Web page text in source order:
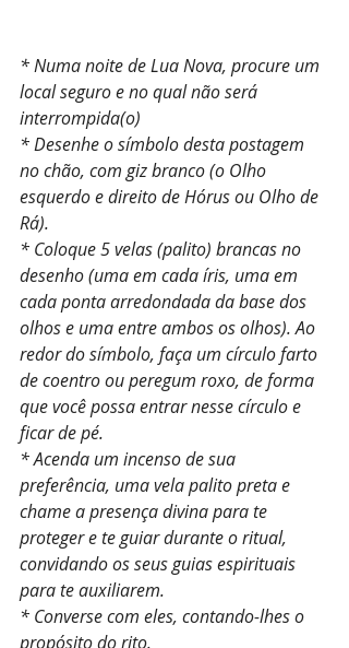
* Numa noite de Lua Nova, procure um
local seguro e no qual não será
interrompida(o)
* Desenhe o símbolo desta postagem
no chão, com giz branco (o Olho
esquerdo e direito de Hórus ou Olho de
Rá).
* Coloque 5 velas (palito) brancas no
desenho (uma em cada íris, uma em
cada ponta arredondada da base dos
olhos e uma entre ambos os olhos). Ao
redor do símbolo, faça um círculo farto
de coentro ou peregum roxo, de forma
que você possa entrar nesse círculo e
ficar de pé.
* Acenda um incenso de sua
preferência, uma vela palito preta e
chame a presença divina para te
proteger e te guiar durante o ritual,
convidando os seus guias espirituais
para te auxiliarem.
* Converse com eles, contando-lhes o
propósito do rito.